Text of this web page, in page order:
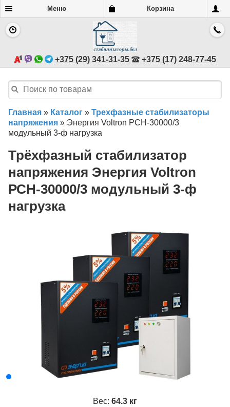
Меню Корзина
+375 (29) 341-31-35 +375 (17) 248-77-45
Главная » Каталог » Трехфазные стабилизаторы
напряжения » Энергия Voltron РСН-30000/3
модульный 3-ф нагрузка
Трёхфазный стабилизатор
напряжения Энергия Voltron
РСН-30000/3 модульный 3-ф
нагрузка
Вес: 64.3 кг